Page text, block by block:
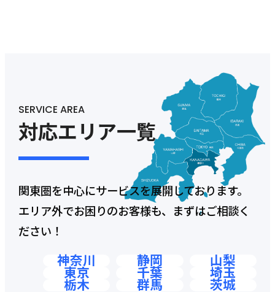
SERVICE AREA
対応エリア一覧
関東圏を中心にサービスを展開しております。
エリア外でお困りのお客様も、まずはご相談く
ださい！
神奈川 静岡 山梨
東京 千葉 埼玉
栃木 群馬 茨城